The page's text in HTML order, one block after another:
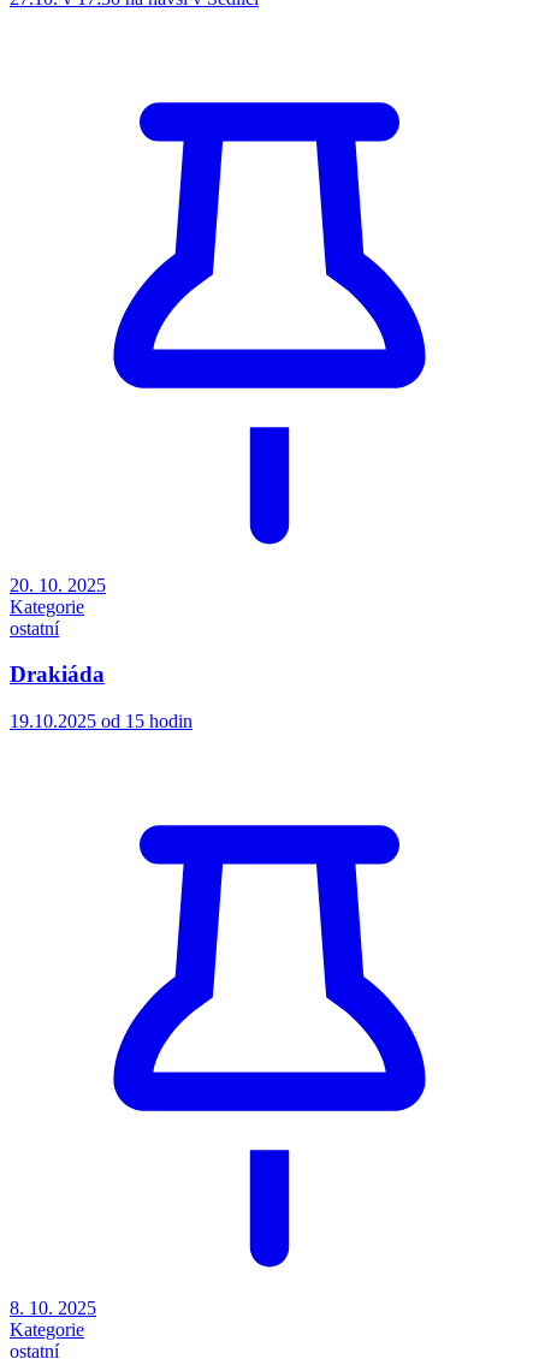
20. 10. 2025
Kategorie
ostatní
Drakiáda
19.10.2025 od 15 hodin
8. 10. 2025
Kategorie
ostatní